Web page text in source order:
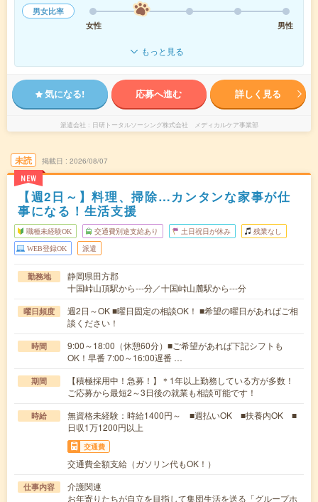
男女比率
女性
男性
もっと見る
気になる! 応募へ進む 詳しく見る
派遣会社 日研トータルソーシング株式会社 メディカルケア事業部
未読
NEW
掲載日 2026/08/07
【週2日～】料理、掃除…カンタンな家事が仕
事になる！生活支援
職種未経験OK 交通費別途支給あり 土日祝日が休み 残業なし
WEB登録OK 派遣
勤務地
静岡県田方郡
十国峠山頂駅から---分／十国峠山麓駅から---分
曜日頻度
週2日～OK ■曜日固定の相談OK！ ■希望の曜日があればご相
談ください！
時間
9:00～18:00（休憩60分）■ご希望があれば下記シフトも
OK！早番 7:00～16:00遅番 …
期間
【積極採用中！急募！】＊1年以上勤務している方が多数！
ご応募から最短2～3日後の就業も相談可能です！
時給
無資格未経験：時給1400円～ ■週払いOK ■扶養内OK ■
日収1万1200円以上
交通費
交通費全額支給（ガソリン代もOK！）
仕事内容
介護関連
お年寄りたちが自立を目指して集団生活を送る「グループホ